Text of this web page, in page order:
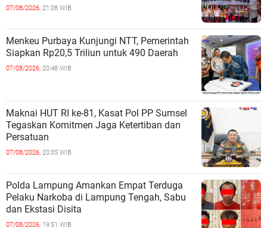
07/08/2026, 21:08 WIB
Menkeu Purbaya Kunjungi NTT, Pemerintah
Siapkan Rp20,5 Triliun untuk 490 Daerah
07/08/2026, 20:48 WIB
Maknai HUT RI ke-81, Kasat Pol PP Sumsel
Tegaskan Komitmen Jaga Ketertiban dan
Persatuan
07/08/2026, 20:35 WIB
Polda Lampung Amankan Empat Terduga
Pelaku Narkoba di Lampung Tengah, Sabu
dan Ekstasi Disita
07/08/2026, 19:51 WIB